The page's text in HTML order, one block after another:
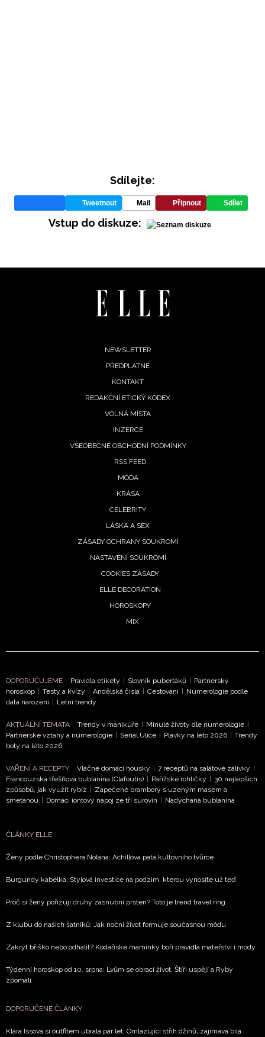
ODESLAT
Přihlášením k newsletteru souhlasíte sObchodními
podmínkami společnosti BurdaMedia Extra s.r.o.a
soukromí- BurdaMedia Extra s.r.o. bude s Vašimi údaji
pracovat zejména k organizaci a vyhodnocení akce a
novinek.
Chcete navíc dostávat i další zajímavé a exkluzivní informace
našich partnerů? Pokud souhlasíte se zpracováním údajů k
účelu podleZásad ochrany soukromí BurdaMedia Extra
Sdílejte:
Tweetnout Mail Připnout Sdílet
Vstup do diskuze:
NEWSLETTER
PŘEDPLATNÉ
KONTAKT
REDAKČNÍ ETICKÝ KODEX
VOLNÁ MÍSTA
INZERCE
VŠEOBECNÉ OBCHODNÍ PODMÍNKY
RSS FEED
MÓDA
KRÁSA
CELEBRITY
LÁSKA A SEX
ZÁSADY OCHRANY SOUKROMÍ
NASTAVENÍ SOUKROMÍ
COOKIES ZÁSADY
ELLE DECORATION
HOROSKOPY
MIX
DOPORUČUJEME Pravidla etikety Slovník puberťáků
Partnerský
horoskop
Testy a kvízy Andělská čísla Cestování
Numerologie podle
data narození
Letní trendy
AKTUÁLNÍ TÉMATA Trendy v manikúře Minulé životy dle numerologie
Partnerské vztahy a numerologie
Seriál Ulice Plavky na léto 2026
Trendy
boty na léto 2026
VAŘENÍ A RECEPTY Vláčné domácí housky 7 receptů na salátové zálivky
Francouzská třešňová bublanina (Clafoutis)
Pařížské rohlíčky
30 nejlepších
způsobů, jak využít rybíz
Zapečené brambory s uzeným masem a
smetanou
Domácí iontový nápoj ze tří surovin Nadýchaná bublanina
ČLÁNKY ELLE
Ženy podle Christophera Nolana: Achillova pata kultovního tvůrce
Burgundy kabelka: Stylová investice na podzim, kterou vynosíte už teď
Proč si ženy pořizují druhý zásnubní prsten? Toto je trend travel ring
Z klubu do našich šatníků: Jak noční život formuje současnou módu
Zakrýt bříško nebo odhalit? Kodaňské maminky boří pravidla mateřství i módy
Týdenní horoskop od 10. srpna: Lvům se obrací život, Štíři uspějí a Ryby
zpomalí
DOPORUČENÉ ČLÁNKY
Klára Issová si outfitem ubrala pár let: Omlazující střih džínů, zajímavá bílá